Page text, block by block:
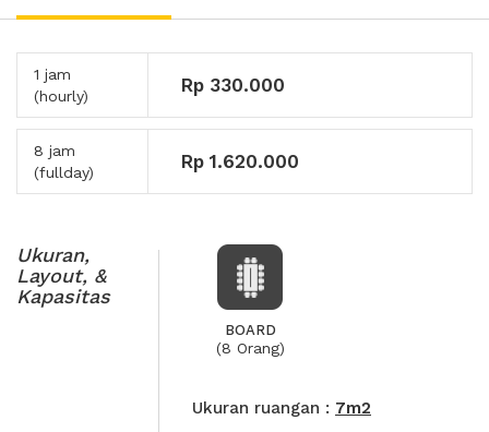
1 jam
(hourly)
Rp 330.000
8 jam
(fullday)
Rp 1.620.000
Ukuran,
Layout, &
Kapasitas
BOARD
(8 Orang)
Ukuran ruangan : 7m2